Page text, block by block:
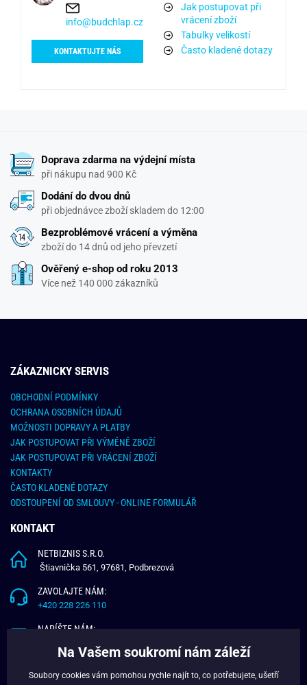
info@budchlap.cz
KONTAKTUJTE NÁS
Jak postupovat při
vrácení zboží
Tabulky velikostí
Často kladené dotazy
Doprava zdarma na výdejní místa
při nákupu nad 900 Kč
Dodání do dvou dnů
při objednávce zboží skladem do 12:00
Bezproblémové vrácení a výměna
zboží do 14 dnů od jeho převzetí
Ověřený e-shop od roku 2013
Více než 140 000 zákazníků
ZÁKAZNICKY SERVIS
OBCHODNÍ PODMÍNKY
OCHRANA OSOBNÍCH ÚDAJŮ
MOŽNOSTI DOPRAVY A PLATBY
JAK POSTUPOVAT PŘI VÝMĚNĚ ZBOŽÍ
JAK POSTUPOVAT PŘI VRÁCENÍ ZBOŽÍ
KONTAKTY
ČASTO KLADENÉ DOTAZY
ODSTOUPENÍ OD SMLOUVY - ONLINE FORMULÁŘ
KONTAKT
NETBIZNIS S.R.O.
Štiavnička 561, 97681, Podbrezová
ZAVOLAJTE NÁM:
+420 228 226 110
NAPÍŠTE NÁM:
Na Vašem soukromí nám záleží
Soubory cookies vám pomohou rychle najít to, co potřebujete, ušetří